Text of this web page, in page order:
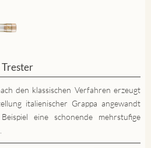
den klassischen Verfahren erzeugt
italienischer Grappa angewandt
eine schonende mehrstufige